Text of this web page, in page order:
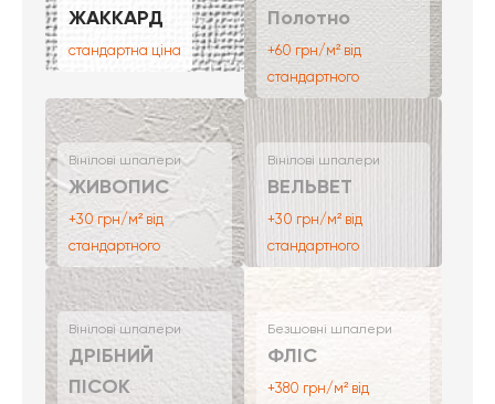
ЖАККАРД
стандартна ціна
Полотно
+60 грн/м² від
стандартного
Вінілові шпалери
ЖИВОПИС
+30 грн/м² від
стандартного
Вінілові шпалери
ВЕЛЬВЕТ
+30 грн/м² від
стандартного
Вінілові шпалери
ДРІБНИЙ
ПІСОК
Безшовні шпалери
ФЛІС
+380 грн/м² від